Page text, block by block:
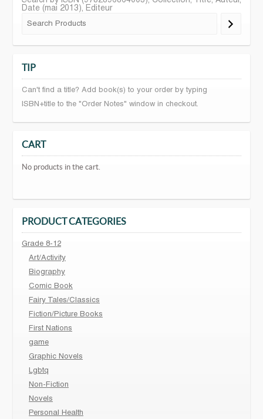
Date (mai 2013), Editeur
TIP
Can't find a title? Add book(s) to your order by typing
ISBN+title to the "Order Notes" window in checkout.
CART
No products in the cart.
PRODUCT CATEGORIES
Grade 8-12
Art/Activity
Biography
Comic Book
Fairy Tales/Classics
Fiction/Picture Books
First Nations
game
Graphic Novels
Lgbtq
Non-Fiction
Novels
Personal Health